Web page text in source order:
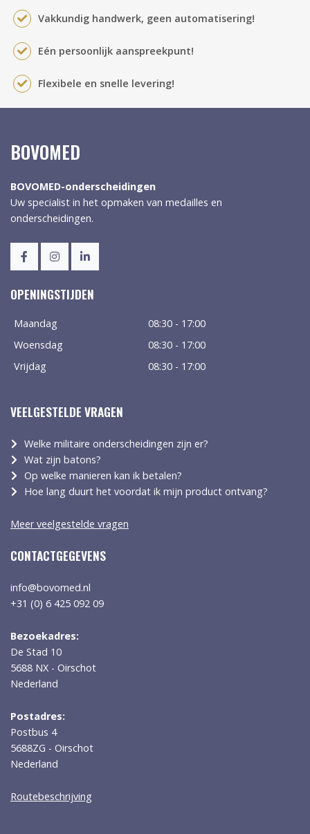
Vakkundig handwerk, geen automatisering!
Eén persoonlijk aanspreekpunt!
Flexibele en snelle levering!
BOVOMED
BOVOMED-onderscheidingen
Uw specialist in het opmaken van medailles en
onderscheidingen.
OPENINGSTIJDEN
Maandag
08:30 - 17:00
Woensdag
08:30 - 17:00
Vrijdag
08:30 - 17:00
VEELGESTELDE VRAGEN
Welke militaire onderscheidingen zijn er?
Wat zijn batons?
Op welke manieren kan ik betalen?
Hoe lang duurt het voordat ik mijn product ontvang?
Meer veelgestelde vragen
CONTACTGEGEVENS
info@bovomed.nl
+31 (0) 6 425 092 09
Bezoekadres:
De Stad 10
5688 NX - Oirschot
Nederland
Postadres:
Postbus 4
5688ZG - Oirschot
Nederland
Routebeschrijving